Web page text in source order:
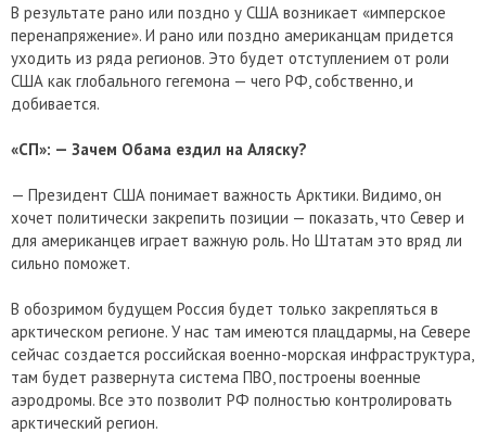
В результате рано или поздно у США возникает «имперское
перенапряжение». И рано или поздно американцам придется
уходить из ряда регионов. Это будет отступлением от роли
США как глобального гегемона — чего РФ, собственно, и
добивается.
«СП»: — Зачем Обама ездил на Аляску?
— Президент США понимает важность Арктики. Видимо, он
хочет политически закрепить позиции — показать, что Север и
для американцев играет важную роль. Но Штатам это вряд ли
сильно поможет.
В обозримом будущем Россия будет только закрепляться в
арктическом регионе. У нас там имеются плацдармы, на Севере
сейчас создается российская военно-морская инфраструктура,
там будет развернута система ПВО, построены военные
аэродромы. Все это позволит РФ полностью контролировать
арктический регион.